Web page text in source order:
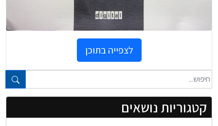
טקסט חופשי...
קטגוריות נושאים
לצפייה בתוכן